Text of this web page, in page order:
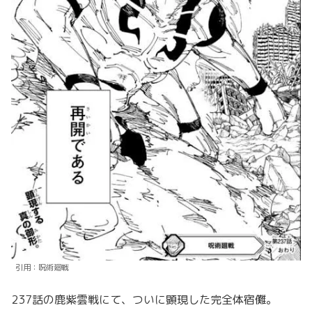
引用：呪術廻戦
237話の鹿紫雲戦にて、ついに顕現した完全体宿儺。